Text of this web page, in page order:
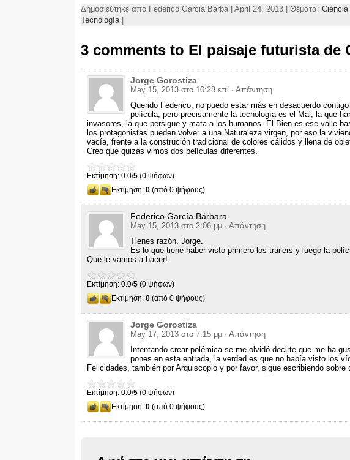
Δημοσιεύτηκε από Federico Garcia Barba | April 24, 2013 | Θέματα:
Tecnología|
3 comments to El paisaje futurista de
Jorge Gorostiza
May 15, 2013 στο 10:28 επί · Απάντηση
Querido Federico, no puedo estar más en desacuerdo
película, pero precisamente la tecnología es el Mal , la que
invasores, la que persigue y mata a los humanos. El Bien es ese valle
los protagonistas pueden volver a una Naturaleza virgen, por eso la
vacía, frente a la construción tradicional de colores cálidos y llena de
Creo que quizás vimos dos películas diferentes.
Εκτίμηση: 0.0/5 (0 ψήφων)
Εκτίμηση: 0 (από 0 ψήφους)
Federico García Bárbara
May 15, 2013 στο 2:06 μμ · Απάντηση
Tienes razón, Jorge.
Es lo que tiene haber visto primero los trailers y luego la
Que le vamos a hacer!
Εκτίμηση: 0.0/5 (0 ψήφων)
Εκτίμηση: 0 (από 0 ψήφους)
Jorge Gorostiza
May 17, 2013 στο 7:15 μμ · Απάντηση
Intentando crear polémica se me olvidó decirte que me ha
pones en esta entrada, la verdad es que no había visto los
Felicidades, también por Arquiscopio y por favor, sigue escribiendo sobre
Εκτίμηση: 0.0/5 (0 ψήφων)
Εκτίμηση: 0 (από 0 ψήφους)